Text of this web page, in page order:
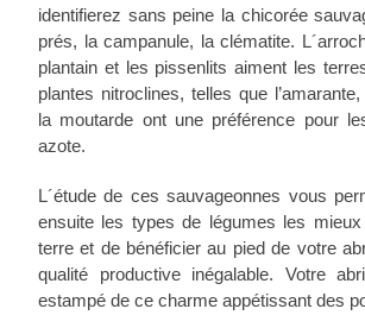
identifierez sans peine la chicorée
prés, la campanule, la clématite.
plantain et les pissenlits aiment les
plantes nitroclines, telles que
la moutarde ont une préférence pour
azote.
L´étude de ces sauvageonnes vous
ensuite les types de légumes les
terre et de bénéficier au pied de votre
qualité productive inégalable. Votre
estampé de ce charme appétissant des